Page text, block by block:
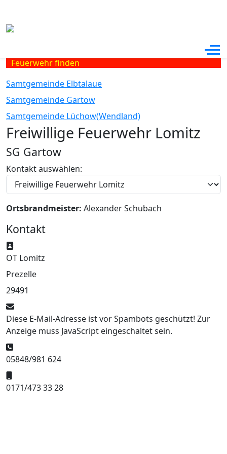
Feuerwehr finden
Samtgemeinde Elbtalaue
Samtgemeinde Gartow
Samtgemeinde Lüchow(Wendland)
Freiwillige Feuerwehr Lomitz
SG Gartow
Kontakt auswählen:
Ortsbrandmeister: Alexander Schubach
Kontakt
Adresse:
OT Lomitz
Prezelle
29491
E-Mail:
Diese E-Mail-Adresse ist vor Spambots geschützt! Zur
Anzeige muss JavaScript eingeschaltet sein.
Telefon:
05848/981 624
Mobil:
0171/473 33 28